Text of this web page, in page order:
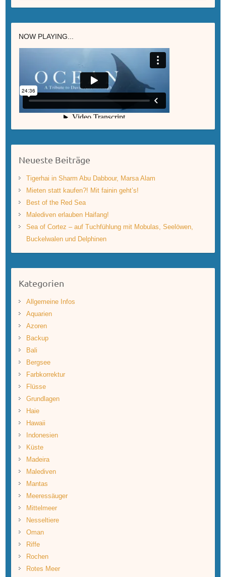
NOW PLAYING...
Neueste Beiträge
Tigerhai in Sharm Abu Dabbour, Marsa Alam
Mieten statt kaufen?! Mit fainin geht’s!
Best of the Red Sea
Malediven erlauben Haifang!
Sea of Cortez – auf Tuchfühlung mit Mobulas, Seelöwen,
Buckelwalen und Delphinen
Kategorien
Allgemeine Infos
Aquarien
Azoren
Backup
Bali
Bergsee
Farbkorrektur
Flüsse
Grundlagen
Haie
Hawaii
Indonesien
Küste
Madeira
Malediven
Mantas
Meeressäuger
Mittelmeer
Nesseltiere
Oman
Riffe
Rochen
Rotes Meer